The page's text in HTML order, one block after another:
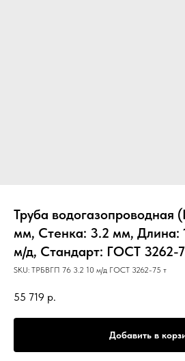
Труба водогазопроводная
мм, Стенка: 3.2 мм, Длина:
м/д, Стандарт: ГОСТ 3262-
SKU: ТРБВГП 76 3.2 10 м/д ГОСТ 3262-75 т
55 719 р.
Добавить в